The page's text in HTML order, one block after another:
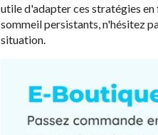
utile d'adapter ces stratégies
sommeil persistants, n'hésitez
situation.